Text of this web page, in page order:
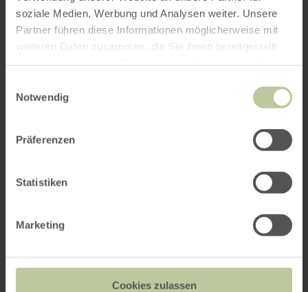
soziale Medien, Werbung und Analysen weiter. Unsere
Partner führen diese Informationen möglicherweise mit
weiteren Daten zusammen, die Sie ihnen bereitgestellt
Notwendig
Präferenzen
Statistiken
Marketing
Cookies zulassen
Weitere Veranstaltungen
Münstereifel
05.09. - 06.09.2026